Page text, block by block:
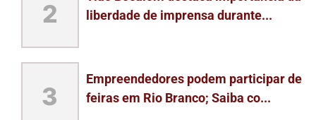
2
liberdade de imprensa durante...
3
Empreendedores podem participar de
feiras em Rio Branco; Saiba co...